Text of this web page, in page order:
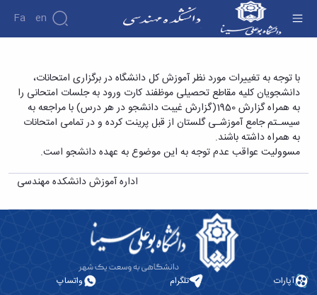
Fa En
دانشکده
درباره
دانشکده
تاریخچه
ریاست
دانشکده
آلبوم
عکس
معاونت
پژوهش
نشریات
اطلاعیه کارت ورود به جلسه - دانشکده فنی و
مهندسی
با توجه به تغییرات مورد نظر آموزش کل دانشگاه در برگزاری امتحانات،
دانشجویان کلیه مقاطع تحصیلی موظفند کارت ورود به جلسات امتحانی را
به همراه گزارش 1950(گزارش غیبت دانشجو در هر درس) با مراجعه به
سیسـتم جامع آموزشـی گلستان از قبل پرینت کرده و در تمامی امتحانات
به همراه داشته باشند.
مسوولیت عواقب عدم توجه به این موضوع به عهده دانشجو است.
اداره آموزش دانشکده مهندسی
آپارات تلگرام واتساپ